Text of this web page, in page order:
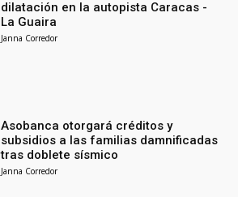
dilatación en la autopista Caracas -
La Guaira
Janna Corredor
Asobanca otorgará créditos y
subsidios a las familias damnificadas
tras doblete sísmico
Janna Corredor